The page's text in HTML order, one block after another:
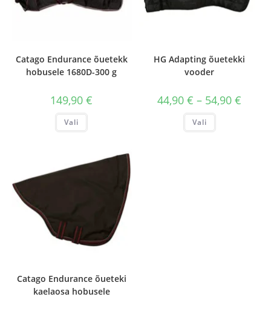
Catago Endurance õuetekk
hobusele 1680D-300 g
149,90€
Vali
Sellel
on
Valikuid
saab
tootelehel.
HG Adapting õuetekki
vooder
44,90€ – 54,90€
Vali
Sellel
on
Catago Endurance õueteki
kaelaosa hobusele